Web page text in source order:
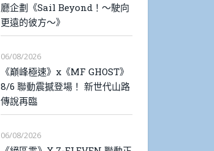
廳企劃《Sail Beyond！～駛向
更遠的彼方～》
06/08/2026
《巔峰極速》x《MF GHOST》
8/6 聯動震撼登場！ 新世代山路
傳說再臨
06/08/2026